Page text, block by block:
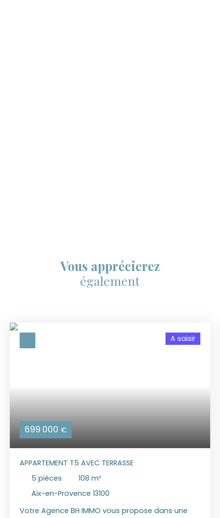
Vous apprécierez
également
699 000 €
A saisir
APPARTEMENT T5 AVEC TERRASSE
5 pièces 108 m²
Aix-en-Provence 13100
Votre Agence BH IMMO vous propose dans une